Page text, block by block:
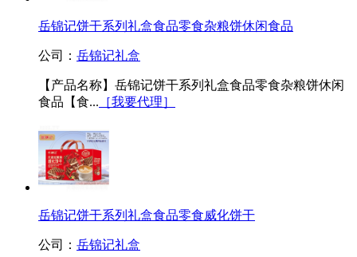
岳锦记饼干系列礼盒食品零食杂粮饼休闲食品
公司： 岳锦记礼盒
【产品名称】岳锦记饼干系列礼盒食品零食杂粮饼休闲
食品【食... ［我要代理］
岳锦记饼干系列礼盒食品零食威化饼干
公司： 岳锦记礼盒